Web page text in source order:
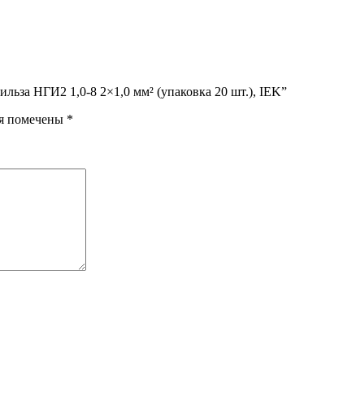
НГИ2 1,0-8 2×1,0 мм² (упаковка 20 шт.), IEK”
помечены *